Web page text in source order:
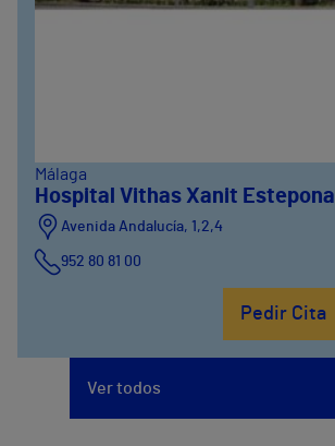
Málaga
Hospital Vithas Xanit Estepona
Avenida Andalucía, 1,2,4
952 80 81 00
Pedir Cita
Ver todos